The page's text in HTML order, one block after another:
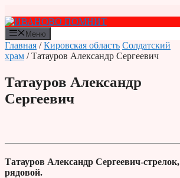
к
содержимому
Меню
Главная /Кировская область Солдатский
храм / Татауров Александр Сергеевич
Татауров Александр
Сергеевич
Татауров Александр Сергеевич-стрелок,
рядовой.